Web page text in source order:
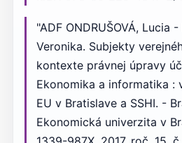
"ADF ONDRUŠOVÁ, Lucia -
Veronika. Subjekty
kontexte právnej úpravy
Ekonomika a informatika :
EU v Bratislave a SSHI. -
Ekonomická univerzita v